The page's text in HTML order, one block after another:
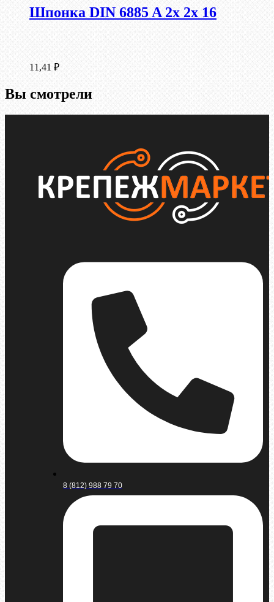
Шпонка DIN 6885 A 2x 2x 16
11,41 ₽
Вы смотрели
8 (812) 988 79 70